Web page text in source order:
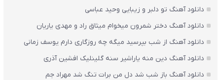
دانلود آهنگ تو دلبر و زیبایی وحید عباسی
دانلود آهنگ دختر شمرون میخوام میثاق راد و مهدی یاریان
دانلود آهنگ از شب بپرسید میگه چه روزگاری دارم یوسف زمانی
دانلود آهنگ دین منه یاراشیر سنه گلینلیک افشین آذری
دانلود آهنگ باز شب شد دل من برات تنگ شد مهراد جم